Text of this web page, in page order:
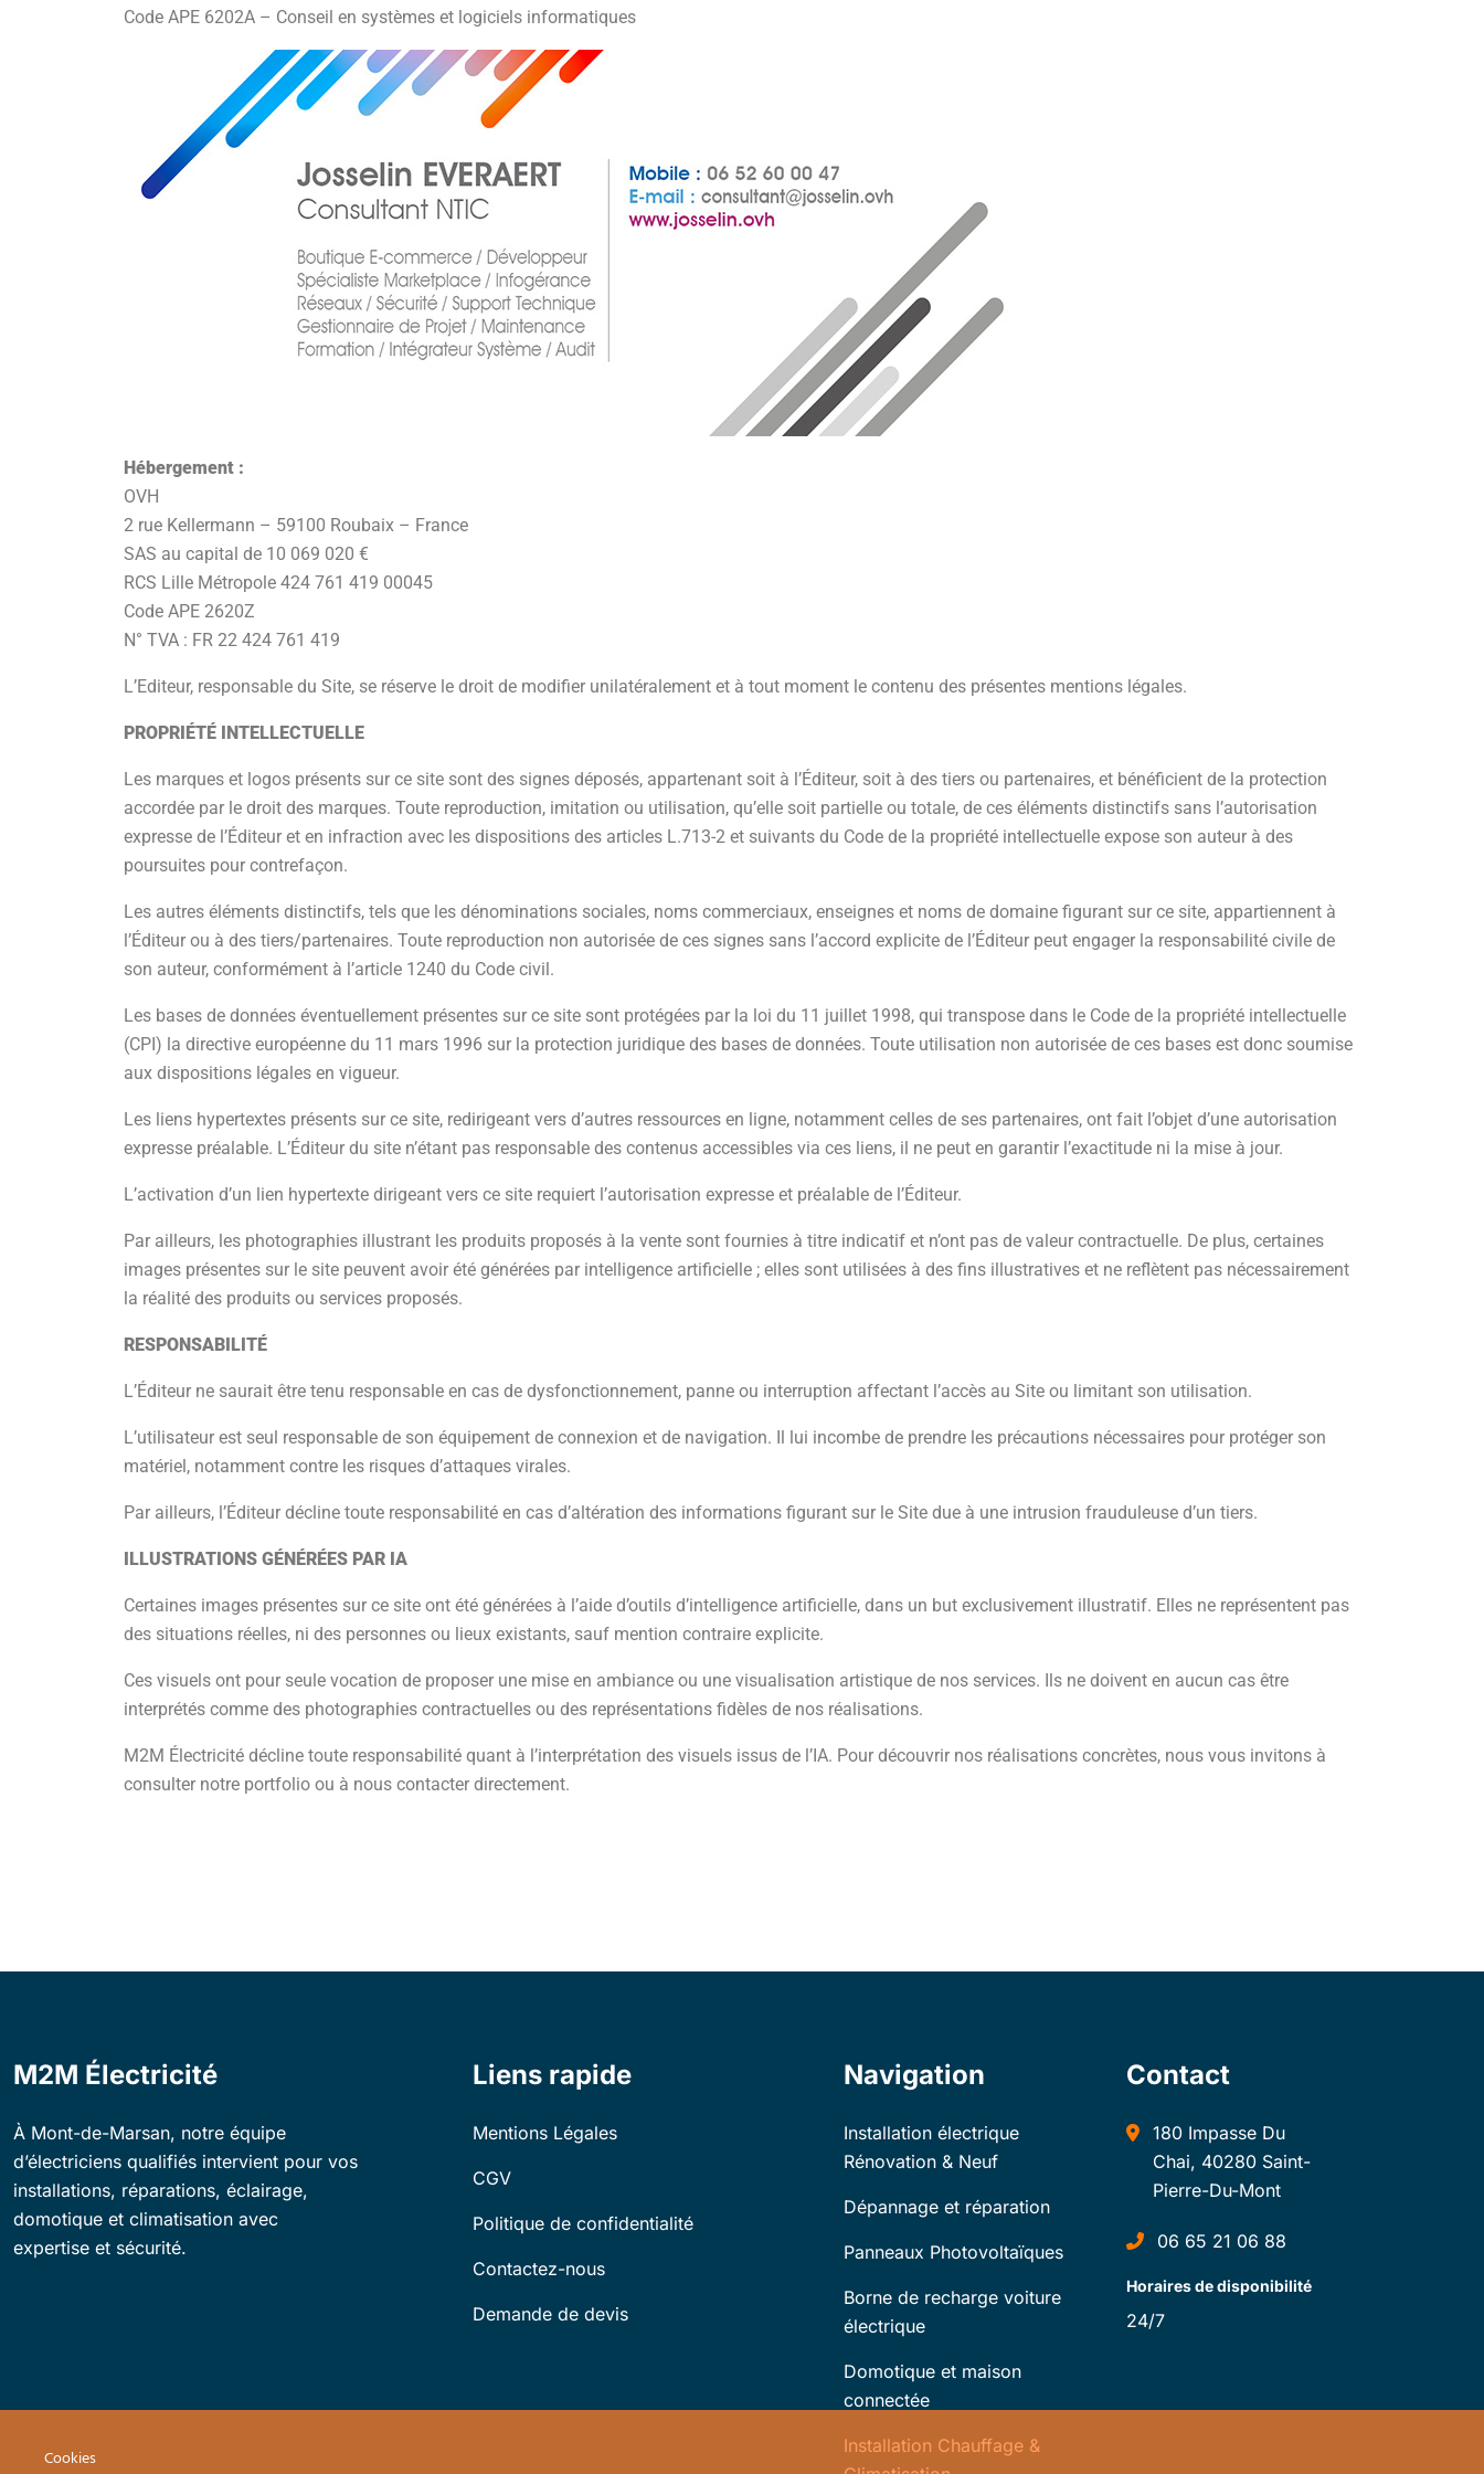
Code APE 6202A – Conseil en systèmes et logiciels informatiques
Hébergement :
OVH
2 rue Kellermann – 59100 Roubaix – France
SAS au capital de 10 069 020 €
RCS Lille Métropole 424 761 419 00045
Code APE 2620Z
N° TVA : FR 22 424 761 419
L’Editeur, responsable du Site, se réserve le droit de modifier unilatéralement et à tout moment le contenu des présentes mentions légales.
PROPRIÉTÉ INTELLECTUELLE
Les marques et logos présents sur ce site sont des signes déposés, appartenant soit à l’Éditeur, soit à des tiers ou partenaires, et bénéficient de la protection
accordée par le droit des marques. Toute reproduction, imitation ou utilisation, qu’elle soit partielle ou totale, de ces éléments distinctifs sans l’autorisation
expresse de l’Éditeur et en infraction avec les dispositions des articles L.713-2 et suivants du Code de la propriété intellectuelle expose son auteur à des
poursuites pour contrefaçon.
Les autres éléments distinctifs, tels que les dénominations sociales, noms commerciaux, enseignes et noms de domaine figurant sur ce site, appartiennent à
l’Éditeur ou à des tiers/partenaires. Toute reproduction non autorisée de ces signes sans l’accord explicite de l’Éditeur peut engager la responsabilité civile de
son auteur, conformément à l’article 1240 du Code civil.
Les bases de données éventuellement présentes sur ce site sont protégées par la loi du 11 juillet 1998, qui transpose dans le Code de la propriété intellectuelle
(CPI) la directive européenne du 11 mars 1996 sur la protection juridique des bases de données. Toute utilisation non autorisée de ces bases est donc soumise
aux dispositions légales en vigueur.
Les liens hypertextes présents sur ce site, redirigeant vers d’autres ressources en ligne, notamment celles de ses partenaires, ont fait l’objet d’une autorisation
expresse préalable. L’Éditeur du site n’étant pas responsable des contenus accessibles via ces liens, il ne peut en garantir l’exactitude ni la mise à jour.
L’activation d’un lien hypertexte dirigeant vers ce site requiert l’autorisation expresse et préalable de l’Éditeur.
Par ailleurs, les photographies illustrant les produits proposés à la vente sont fournies à titre indicatif et n’ont pas de valeur contractuelle. De plus, certaines
images présentes sur le site peuvent avoir été générées par intelligence artificielle ; elles sont utilisées à des fins illustratives et ne reflètent pas nécessairement
la réalité des produits ou services proposés.
RESPONSABILITÉ
L’Éditeur ne saurait être tenu responsable en cas de dysfonctionnement, panne ou interruption affectant l’accès au Site ou limitant son utilisation.
L’utilisateur est seul responsable de son équipement de connexion et de navigation. Il lui incombe de prendre les précautions nécessaires pour protéger son
matériel, notamment contre les risques d’attaques virales.
Par ailleurs, l’Éditeur décline toute responsabilité en cas d’altération des informations figurant sur le Site due à une intrusion frauduleuse d’un tiers.
ILLUSTRATIONS GÉNÉRÉES PAR IA
Certaines images présentes sur ce site ont été générées à l’aide d’outils d’intelligence artificielle, dans un but exclusivement illustratif. Elles ne représentent pas
des situations réelles, ni des personnes ou lieux existants, sauf mention contraire explicite.
Ces visuels ont pour seule vocation de proposer une mise en ambiance ou une visualisation artistique de nos services. Ils ne doivent en aucun cas être
interprétés comme des photographies contractuelles ou des représentations fidèles de nos réalisations.
M2M Électricité décline toute responsabilité quant à l’interprétation des visuels issus de l’IA. Pour découvrir nos réalisations concrètes, nous vous invitons à
consulter notre portfolio ou à nous contacter directement.
M2M Électricité
À Mont-de-Marsan, notre équipe
d’électriciens qualifiés intervient pour vos
installations, réparations, éclairage,
domotique et climatisation avec
expertise et sécurité.
Liens rapide
Mentions Légales
CGV
Politique de confidentialité
Contactez-nous
Demande de devis
Navigation
Installation électrique
Rénovation & Neuf
Dépannage et réparation
Panneaux Photovoltaïques
Borne de recharge voiture
électrique
Domotique et maison
connectée
Installation Chauffage &
Contact
180 Impasse Du
Chai, 40280 Saint-
Pierre-Du-Mont
06 65 21 06 88
Horaires de disponibilité
24/7
Cookies